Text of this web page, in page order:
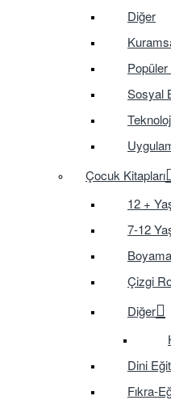
Diğer
Sosyal
Çocuk Kitapları
12 +
7-12
Boyama
Çizgi
Diğer
Dini
Fıkra-